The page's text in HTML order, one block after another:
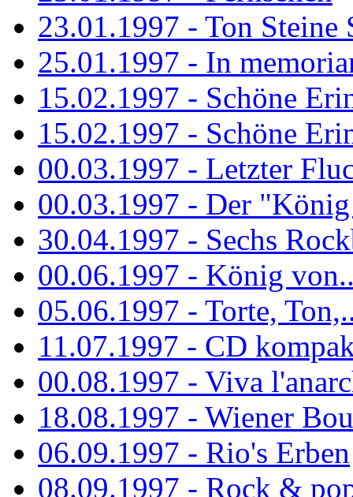
23.01.1997 - Ton Steine
25.01.1997 - In
15.02.1997 - Schöne
15.02.1997 - Schöne
00.03.1997 - Letzter
00.03.1997 - Der
30.04.1997 - Sechs
00.06.1997 - König
05.06.1997 - Torte,
11.07.1997 - CD
00.08.1997 - Viva
18.08.1997 - Wiener
06.09.1997 - Rio's Erben
08.09.1997 - Rock &